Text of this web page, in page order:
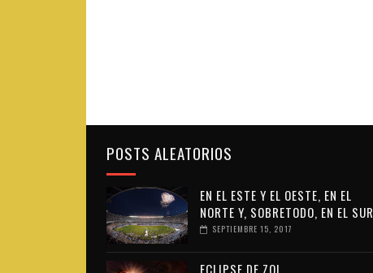
POSTS ALEATORIOS
EN EL ESTE Y EL OESTE, EN EL
NORTE Y, SOBRETODO, EN EL SUR
SEPTIEMBRE 15, 2017
ECLIPSE DE ZOL